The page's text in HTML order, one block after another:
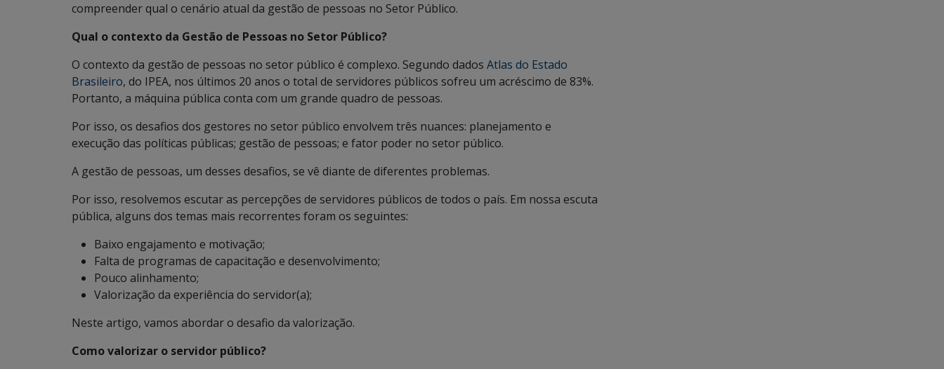
compreender qual o cenário atual da gestão de pessoas no Setor Público.
Qual o contexto da Gestão de Pessoas no Setor Público?
O contexto da gestão de pessoas no setor público é complexo. Segundo dados Atlas do Estado
Brasileiro, do IPEA, nos últimos 20 anos o total de servidores públicos sofreu um acréscimo de 83%.
Portanto, a máquina pública conta com um grande quadro de pessoas.
Por isso, os desafios dos gestores no setor público envolvem três nuances: planejamento e
execução das políticas públicas; gestão de pessoas; e fator poder no setor público.
A gestão de pessoas, um desses desafios, se vê diante de diferentes problemas.
Por isso, resolvemos escutar as percepções de servidores públicos de todos o país. Em nossa escuta
pública, alguns dos temas mais recorrentes foram os seguintes:
Baixo engajamento e motivação;
Falta de programas de capacitação e desenvolvimento;
Pouco alinhamento;
Valorização da experiência do servidor(a);
Neste artigo, vamos abordar o desafio da valorização.
Como valorizar o servidor público?